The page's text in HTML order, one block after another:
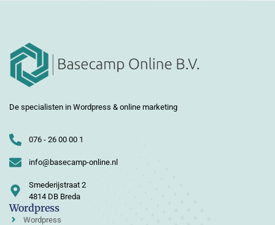
De specialisten in Wordpress & online marketing
076 - 26 00 00 1
info@basecamp-online.nl
Smederijstraat 2
4814 DB Breda
Wordpress
Wordpress